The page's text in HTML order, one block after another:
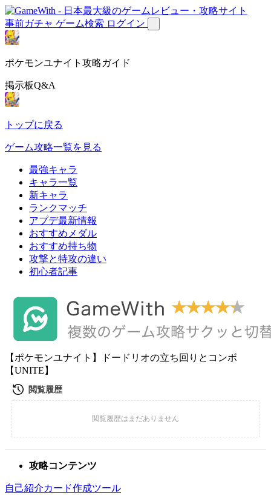
事前ガチャ ゲーム検索 ログイン
ポケモンユナイト攻略ガイド
掲示板Q&A
トップに戻る
ゲーム攻略一覧を見る
最強キャラ
キャラ一覧
新キャラ
ランクマッチ
アプデ最新情報
おすすめメダル
おすすめ持ち物
攻撃と特攻の違い
初心者記事
【ポケモンユナイト】ドードリオの立ち回りとコンボ
【UNITE】
攻略コンテンツ
自己紹介カード作成ツール